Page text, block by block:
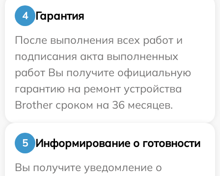
4
Гарантия
После выполнения всех работ и
подписания акта выполненных
работ Вы получите официальную
гарантию на ремонт устройства
Brother сроком на 36 месяцев.
5
Информирование о готовности
Вы получите уведомление о